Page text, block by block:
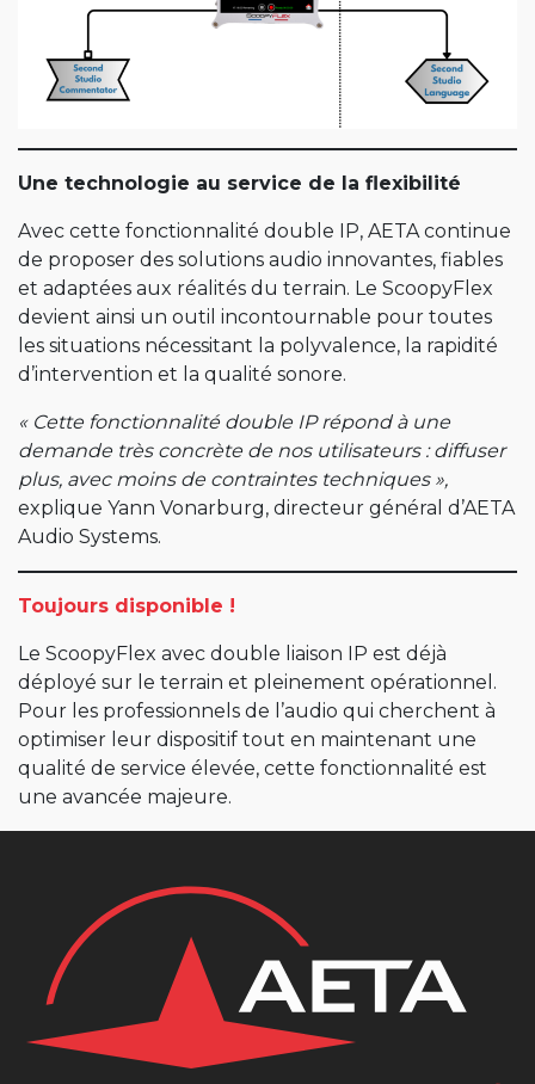
Une technologie au service de la flexibilité
Avec cette fonctionnalité double IP, AETA continue
de proposer des solutions audio innovantes, fiables
et adaptées aux réalités du terrain. Le ScoopyFlex
devient ainsi un outil incontournable pour toutes
les situations nécessitant la polyvalence, la rapidité
d’intervention et la qualité sonore.
« Cette fonctionnalité double IP répond à une
demande très concrète de nos utilisateurs : diffuser
plus, avec moins de contraintes techniques »,
explique Yann Vonarburg, directeur général d’AETA
Audio Systems.
Toujours disponible !
Le ScoopyFlex avec double liaison IP est déjà
déployé sur le terrain et pleinement opérationnel.
Pour les professionnels de l’audio qui cherchent à
optimiser leur dispositif tout en maintenant une
qualité de service élevée, cette fonctionnalité est
une avancée majeure.